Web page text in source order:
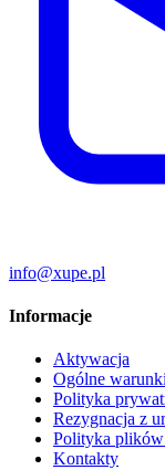
info@xupe.pl
Informacje
Aktywacja
Ogólne
Polityka
Rezygnacja z
Polityka
Kontakty